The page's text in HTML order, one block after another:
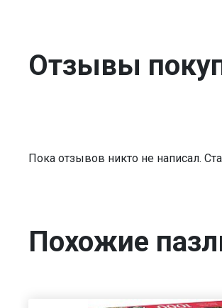
Отзывы
Пока отзывов никто не написал.
Похожие